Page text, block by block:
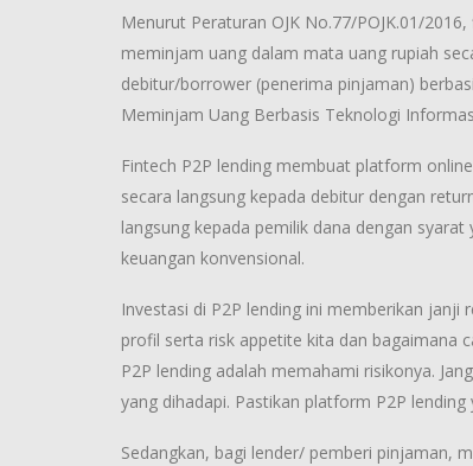
Menurut Peraturan OJK No.77/POJK.01/
meminjam uang dalam mata uang rupiah
debitur/borrower (penerima pinjaman)
Meminjam Uang Berbasis Teknologi
Fintech P2P lending membuat platform
secara langsung kepada debitur dengan
langsung kepada pemilik dana dengan
keuangan konvensional.
Investasi di P2P lending ini memberikan
profil serta risk appetite kita dan bagaimana
P2P lending adalah memahami risikonya.
yang dihadapi. Pastikan platform P2P
Sedangkan, bagi lender/ pemberi pinjaman,